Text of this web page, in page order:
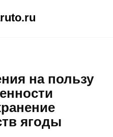
на пользу
ягоды